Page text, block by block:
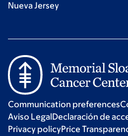
Nueva Jersey
Communication preferences
Aviso LegalDeclaración de
Privacy policyPrice